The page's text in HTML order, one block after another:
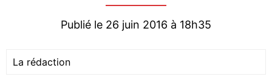
Publié le 26 juin 2016 à 18h35
La rédaction